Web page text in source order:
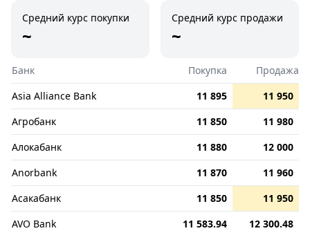
Средний курс покупки
~
Средний курс продажи
~
Банк Покупка
Продажа
Asia Alliance Bank
11 895
11 950
Агробанк
11 850
11 980
Алокабанк
11 880
12 000
Anorbank
11 870
11 960
Асакабанк
11 850
11 950
AVO Bank
11 583.94
12 300.48